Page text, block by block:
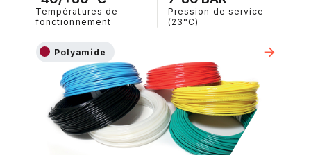
Températures de
fonctionnement
Pression de service
(23°C)
Polyamide